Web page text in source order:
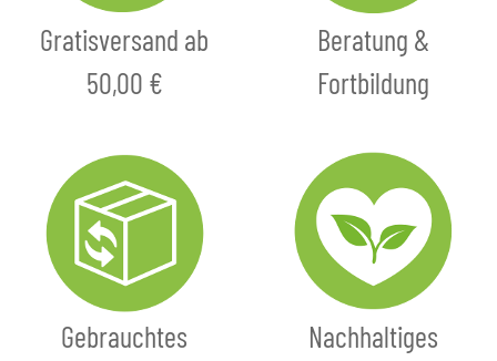
Gratisversand ab
50,00 €
Beratung &
Fortbildung
Gebrauchtes
Nachhaltiges